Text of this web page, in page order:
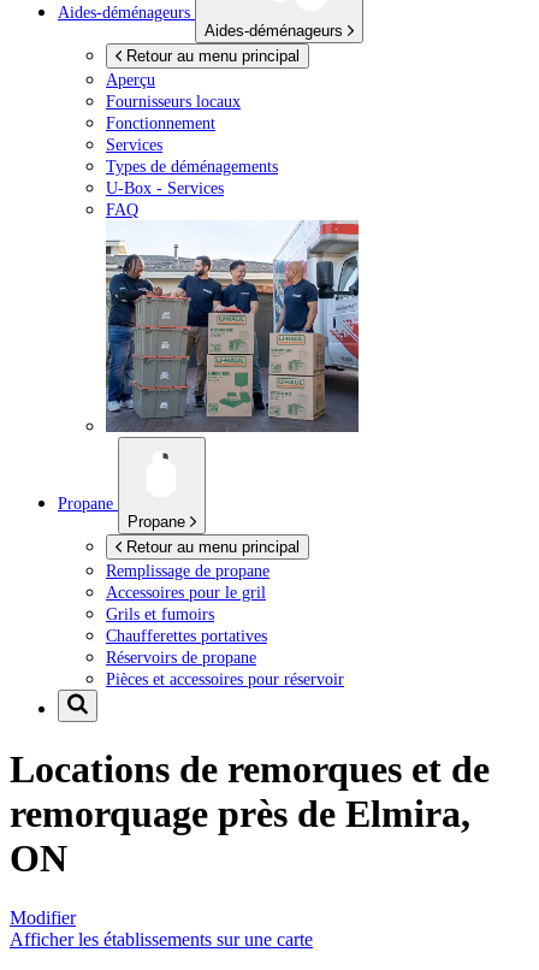
Aides-déménageurs
Aides-déménageurs
Retour au menu principal
Aperçu
Fournisseurs locaux
Fonctionnement
Services
Types de déménagements
U-Box - Services
FAQ
Propane
Propane
Retour au menu principal
Remplissage de propane
Accessoires pour le gril
Grils et fumoirs
Chaufferettes portatives
Réservoirs de propane
Pièces et accessoires pour réservoir
Locations de remorques et de
remorquage près de Elmira,
ON
Modifier
Afficher les établissements sur une carte